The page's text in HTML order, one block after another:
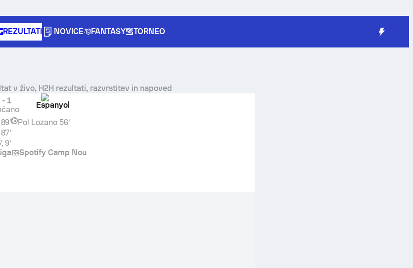
REZULTATI NOVICE FANTASY TORNEO
v živo, H2H rezultati, razvrstitev in napoved
- 1
Espanyol
89'
87'
9'
Pol Lozano 56'
Spotify Camp Nou